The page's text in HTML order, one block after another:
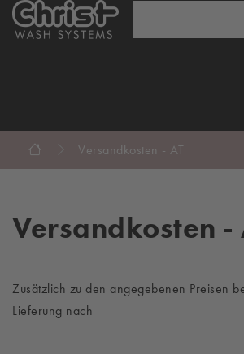
Versandkosten - AT
Versandkosten -
Zusätzlich zu den angegebenen Preisen
Lieferung nach